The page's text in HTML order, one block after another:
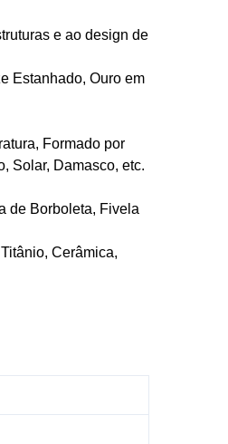
e ao design de
Estanhado, Ouro em
Formado por
Solar, Damasco, etc.
de Borboleta, Fivela
Cerâmica,